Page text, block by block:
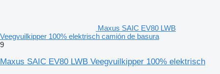
Maxus SAIC EV80 LWB
Veegvuilkipper 100% elektrisch camión de basura
9
Maxus SAIC EV80 LWB Veegvuilkipper 100% elektrisch